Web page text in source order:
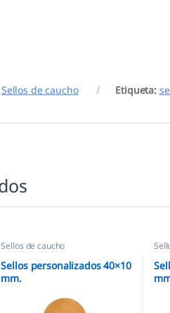
Sellos de caucho Etiqueta:
Sellos de caucho
Sellos personalizados 40×10
mm.